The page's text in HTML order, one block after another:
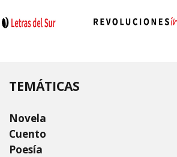
TEMÁTICAS
Novela
Cuento
Poesía